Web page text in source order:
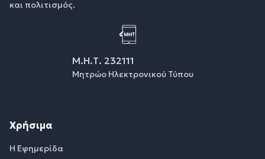
και πολιτισμός.
Μ.Η.Τ. 232111
Μητρώο Ηλεκτρονικού Τύπου
Χρήσιμα
Η Εφημερίδα